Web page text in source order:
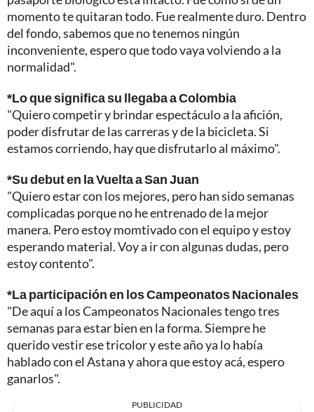
momento te quitaran todo. Fue realmente duro. Dentro
del fondo, sabemos que no tenemos ningún
inconveniente, espero que todo vaya volviendo a la
normalidad".
*Lo que significa su llegaba a Colombia
"Quiero competir y brindar espectáculo a la afición,
poder disfrutar de las carreras y de la bicicleta. Si
estamos corriendo, hay que disfrutarlo al máximo".
*Su debut en la Vuelta a San Juan
"Quiero estar con los mejores, pero han sido semanas
complicadas porque no he entrenado de la mejor
manera. Pero estoy momtivado con el equipo y estoy
esperando material. Voy a ir con algunas dudas, pero
estoy contento".
*La participación en los Campeonatos Nacionales
"De aquí a los Campeonatos Nacionales tengo tres
semanas para estar bien en la forma. Siempre he
querido vestir ese tricolor y este año ya lo había
hablado con el Astana y ahora que estoy acá, espero
ganarlos".
PUBLICIDAD